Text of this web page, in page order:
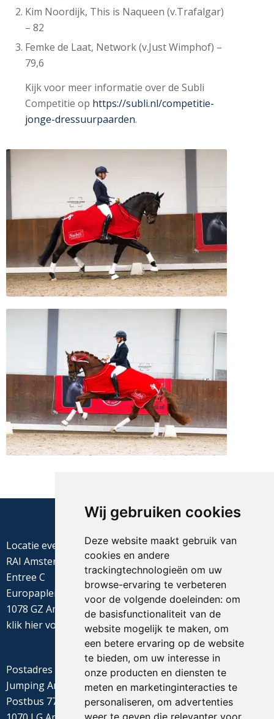
Wij gebruiken cookies
Deze website maakt gebruik van
cookies en andere
trackingtechnologieën om uw
browse-ervaring te verbeteren
voor de volgende doeleinden: om
de basisfunctionaliteit van de
website mogelijk te maken, om
een betere ervaring op de website
te bieden, om uw interesse in
onze producten en diensten te
meten en marketinginteracties te
personaliseren, om advertenties
weer te geven die relevanter voor
Kim Noordijk, This is Naqueen (v.Trafalgar)
– 82
Femke de Laat, Network (v.Just Wimphof) –
79,6
Kijk voor meer informatie over de Subli
Competitie op https://subli.nl/competitie-
jonge-dressuurpaarden.
Locatie evenement
RAI Amsterdam
Entree C
Europaplein 22
1078 GZ Amsterdam
klik hiervoor de routebeschrijving
Postadres
Jumping Amsterdam
Postbus 77655